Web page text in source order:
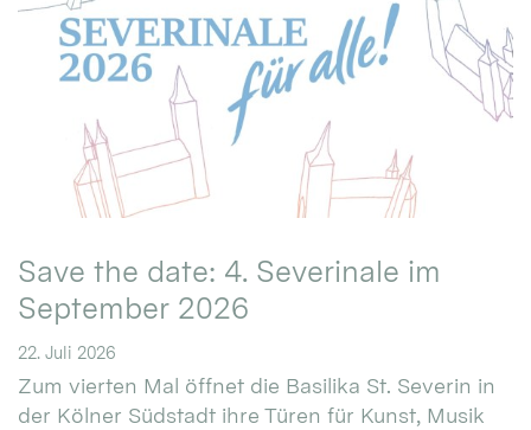
Save the date: 4. Severinale im
September 2026
22. Juli 2026
Zum vierten Mal öffnet die Basilika St. Severin in
der Kölner Südstadt ihre Türen für Kunst, Musik